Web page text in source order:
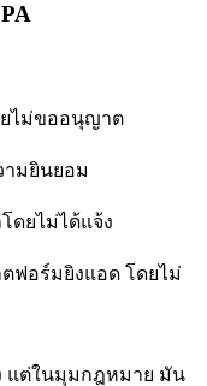
ยไม่ขออนุญาต
ามยินยอม
ดยไม่ได้แจ้ง
ฟอร์มยิงแอด โดยไม่
แต่ในมุมกฎหมาย มัน